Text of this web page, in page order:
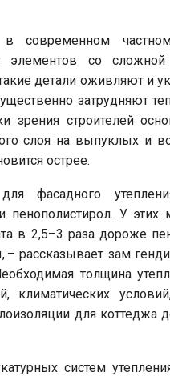
современном
элементов со
детали оживляют и
затрудняют
строителей
слоя на выпуклых и
острее.
фасадного
пенополистирол. У этих
в 2,5–3 раза дороже
рассказывает зам
толщина
климатических
для
систем